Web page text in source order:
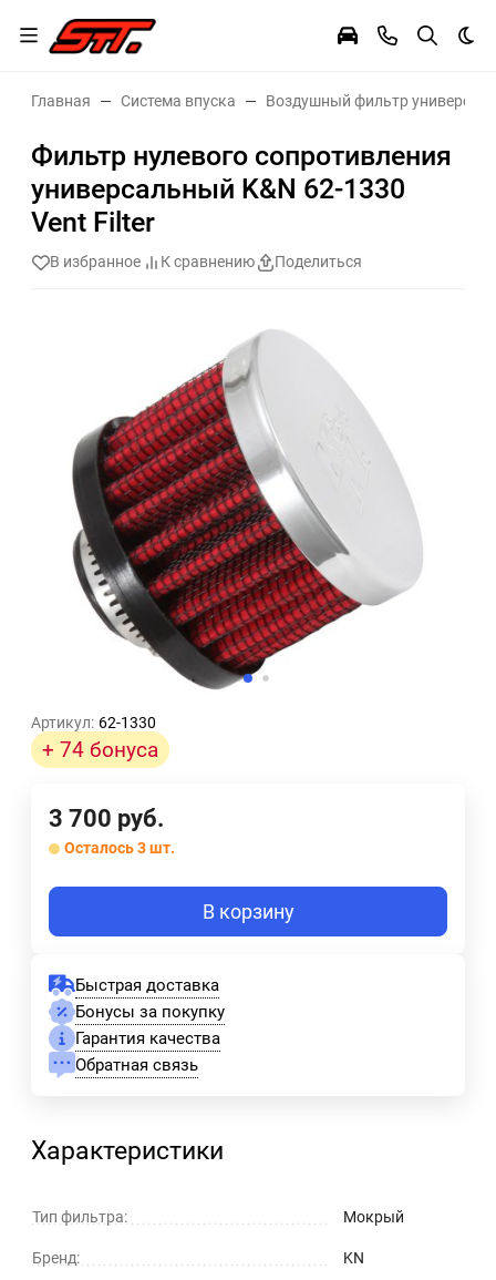
Главная Система впуска Воздушный фильтр
Фильтр нулевого сопротивления
универсальный K&N 62-1330
Vent Filter
В избранное К сравнению Поделиться
Артикул: 62-1330
+ 74 бонуса
3 700 руб.
Осталось 3 шт.
В корзину
Быстрая доставка
Бонусы за покупку
Гарантия качества
Обратная связь
Характеристики
Тип фильтра: Мокрый
Бренд: KN